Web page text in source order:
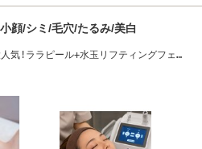
顔/シミ/毛穴/たるみ/美白
気!ララピール+水玉リフティングフェイ